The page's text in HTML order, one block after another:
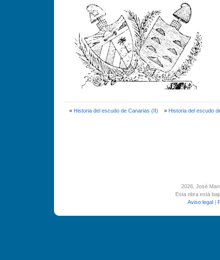
« Historia del escudo de Canarias (II) » Historia del escudo
2026, José
Esta obra está
Aviso legal |